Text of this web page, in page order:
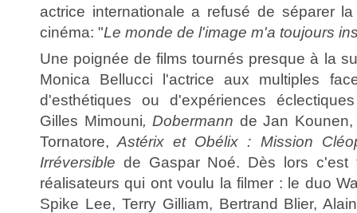
actrice internationale a refusé de séparer
cinéma: "Le monde de l'image m'a toujours
Une poignée de films tournés presque à la
Monica Bellucci l'actrice aux multiples
d'esthétiques ou d'expériences
Gilles Mimouni, Dobermann de Jan
Tornatore, Astérix et Obélix : Mission
Irréversible de Gaspar Noé. Dès lors c'est
réalisateurs qui ont voulu la filmer : le duo
Spike Lee, Terry Gilliam, Bertrand Blier,